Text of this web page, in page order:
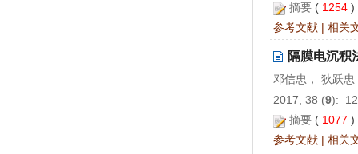
摘要 ( 1254
参考文献 | 相关
隔膜电沉积
邓信忠， 狄跃
2017, 38 (9):
摘要 ( 1077
参考文献 | 相关